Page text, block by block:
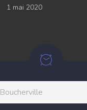
1 mai 2020
Boucherville